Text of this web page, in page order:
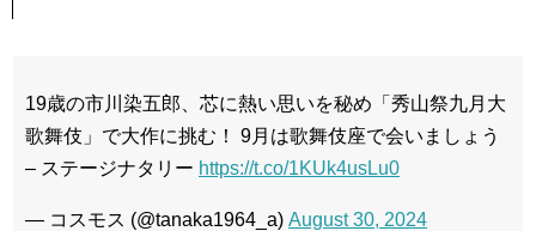
19歳の市川染五郎、芯に熱い思いを秘め「秀山祭九月大
歌舞伎」で大作に挑む！ 9月は歌舞伎座で会いましょう
– ステージナタリー https://t.co/1KUk4usLu0
— コスモス (@tanaka1964_a) August 30, 2024